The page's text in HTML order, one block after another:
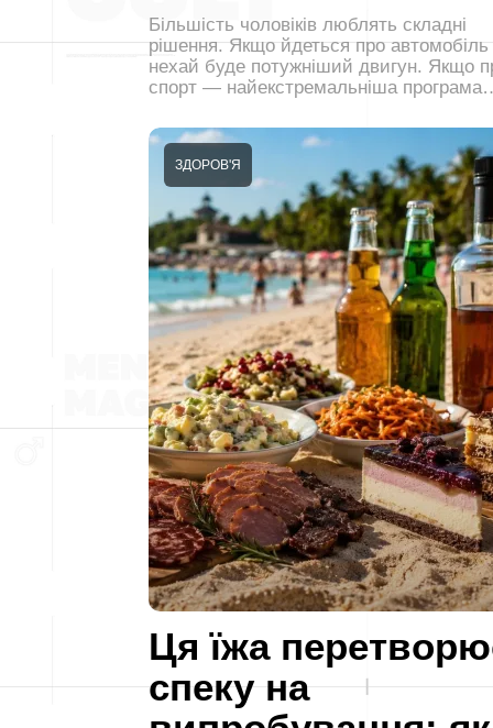
Більшість чоловіків люблять складні
рішення. Якщо йдеться про
нехай буде потужніший двигун. Якщо
спорт — найекстремальніша
Ця їжа
спеку на
ЗДОРОВ'Я